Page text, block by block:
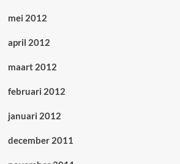
mei 2012
april 2012
maart 2012
februari 2012
januari 2012
december 2011